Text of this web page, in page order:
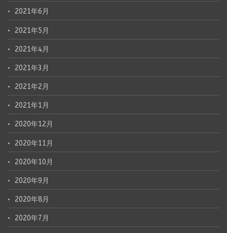
2021年6月
2021年5月
2021年4月
2021年3月
2021年2月
2021年1月
2020年12月
2020年11月
2020年10月
2020年9月
2020年8月
2020年7月